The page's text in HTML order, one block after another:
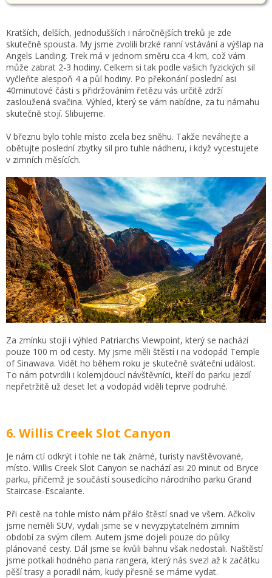
Kratších, delších, jednodušších i náročnějších treků je zde
skutečně spousta. My jsme zvolili brzké ranní vstávání a výšlap na
Angels Landing. Trek má v jednom směru cca 4 km, což vám
může zabrat 2-3 hodiny. Celkem si tak podle vašich fyzických sil
vyčleňte alespoň 4 a půl hodiny. Po překonání poslední asi
40minutové části s přidržováním řetězu vás určitě zdrží
zasloužená svačina. Výhled, který se vám nabídne, za tu námahu
skutečně stojí. Slibujeme.
V březnu bylo tohle místo zcela bez sněhu. Takže neváhejte a
obětujte poslední zbytky sil pro tuhle nádheru, i když vycestujete
v zimních měsících.
Za zmínku stojí i výhled Patriarchs Viewpoint, který se nachází
pouze 100 m od cesty. My jsme měli štěstí i na vodopád Temple
of Sinawava. Vidět ho během roku je skutečně sváteční událost.
To nám potvrdili i kolemjdoucí návštěvníci, kteří do parku jezdí
nepřetržitě už deset let a vodopád viděli teprve podruhé.
6. Willis Creek Slot Canyon
Je nám ctí odkrýt i tohle ne tak známé, turisty navštěvované,
místo. Willis Creek Slot Canyon se nachází asi 20 minut od Bryce
parku, přičemž je součástí sousedícího národního parku Grand
Staircase-Escalante.
Při cestě na tohle místo nám přálo štěstí snad ve všem. Ačkoliv
jsme neměli SUV, vydali jsme se v nevyzpytatelném zimním
období za svým cílem. Autem jsme dojeli pouze do půlky
plánované cesty. Dál jsme se kvůli bahnu však nedostali. Naštěstí
jsme potkali hodného pana rangera, který nás svezl až k začátku
pěší trasy a poradil nám, kudy přesně se máme vydat.